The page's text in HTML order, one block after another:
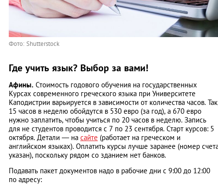
Фото: Shutterstock
Где учить язык? Выбор за вами!
Афины. Стоимость годового обучения на государственных
Курсах современного греческого языка при Университете
Каподистрии варьируется в зависимости от количества часов.
15 часов в неделю обойдутся в 530 евро (за год), а 670 евро
нужно заплатить, чтобы учиться по 20 часов в неделю. Запись
для не студентов проводится с 7 по 23 сентября. Старт курсов: 5
октября. Детали — на сайте (работает на греческом и
английском языках). Оплатить курсы лучше заранее (номер
указан), поскольку рядом со зданием нет банков.
Подавать пакет документов надо в рабочие дни с 9:00 до 12:00
по адресу: